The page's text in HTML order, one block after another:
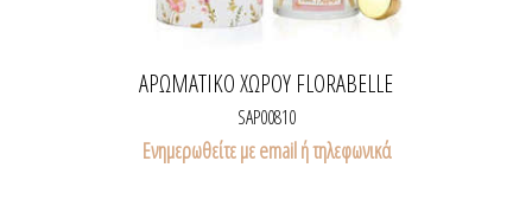
ΑΡΩΜΑΤΙΚΌ ΧΏΡΟΥ FLORABELLE
SAP00810
Ενημερωθείτε με email ή τηλεφωνικά